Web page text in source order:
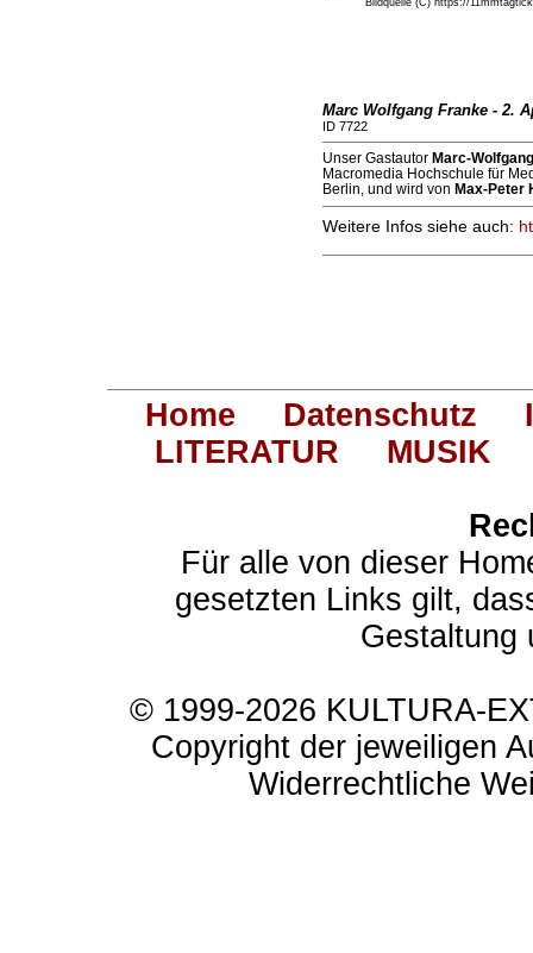
Bildquelle (C) https://
Marc Wolfgang Franke - 2.
ID 7722
Unser Gastautor Marc-
Macromedia Hochschule für
Berlin, und wird von Max-Peter
Weitere Infos siehe auch:
Home Datenschutz
LITERATUR
MUSIK
Für alle von dieser
gesetzten Links gilt,
Gestaltung
© 1999-2026 KULTURA-
Copyright der jeweiligen
Widerrechtliche